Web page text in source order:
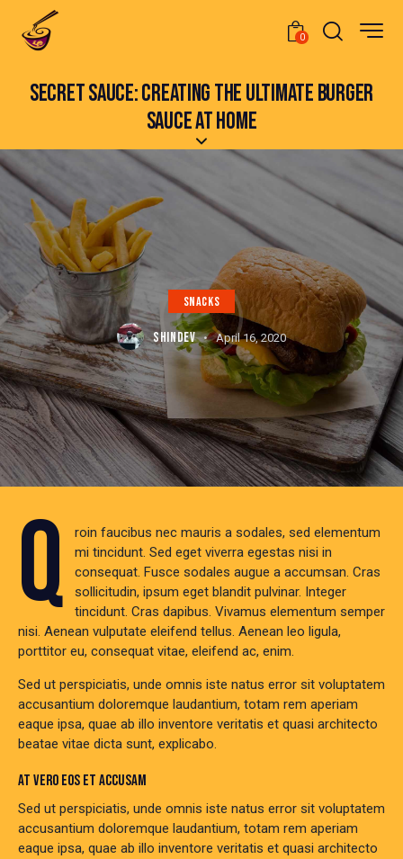
0
SECRET SAUCE: CREATING THE ULTIMATE BURGER
SAUCE AT HOME
SNACKS
SHINDEV April 16, 2020
Q
roin faucibus nec mauris a sodales, sed elementum
mi tincidunt. Sed eget viverra egestas nisi in
consequat. Fusce sodales augue a accumsan. Cras
sollicitudin, ipsum eget blandit pulvinar. Integer
tincidunt. Cras dapibus. Vivamus elementum semper
nisi. Aenean vulputate eleifend tellus. Aenean leo ligula,
porttitor eu, consequat vitae, eleifend ac, enim.
Sed ut perspiciatis, unde omnis iste natus error sit voluptatem
accusantium doloremque laudantium, totam rem aperiam
eaque ipsa, quae ab illo inventore veritatis et quasi architecto
beatae vitae dicta sunt, explicabo.
AT VERO EOS ET ACCUSAM
Sed ut perspiciatis, unde omnis iste natus error sit voluptatem
accusantium doloremque laudantium, totam rem aperiam
eaque ipsa, quae ab illo inventore veritatis et quasi architecto